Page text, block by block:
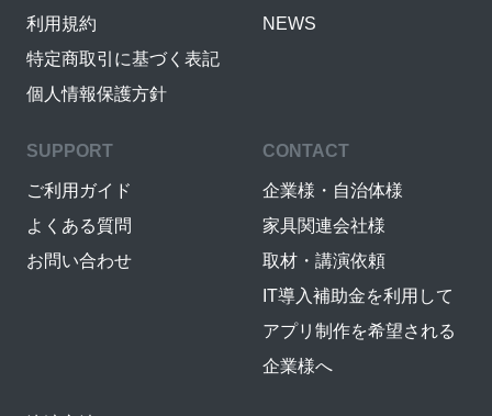
利用規約
特定商取引に基づく表記
個人情報保護方針
NEWS
SUPPORT
ご利用ガイド
よくある質問
お問い合わせ
CONTACT
企業様・自治体様
家具関連会社様
取材・講演依頼
IT導入補助金を利用して
アプリ制作を希望される
企業様へ